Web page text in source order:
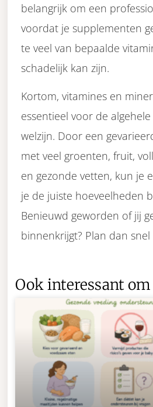
belangrijk om een
voordat je supplementen
te veel van bepaalde
schadelijk kan zijn.
Kortom, vitamines en
essentieel voor de
welzijn. Door een
met veel groenten, fruit,
en gezonde vetten, kun je
je de juiste hoeveelheden
Benieuwd geworden of jij
binnenkrijgt? Plan dan
Ook interessant